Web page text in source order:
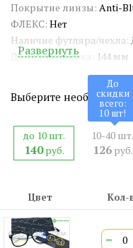
Покрытие линзы: Anti-
ФЛЕКС: Нет
Наличие футляра/чехла:
Длина заушника:
144 мм
Ширина окуляра:55 мм
Ширина переносицы:20
Страна происхождения:
AC1096
СЕРТИФИКАТ:
РОСС
Двойная перекладина:
Развернуть
Выберите
до 10 шт.
140руб.
10-40 шт.
126руб.
До
скидки
всего:
10 шт!
Цвет Кол-
−